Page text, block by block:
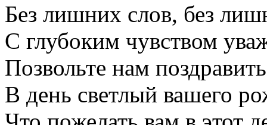
Без лишних слов, без
С глубоким чувством
Позвольте нам
В день светлый вашего